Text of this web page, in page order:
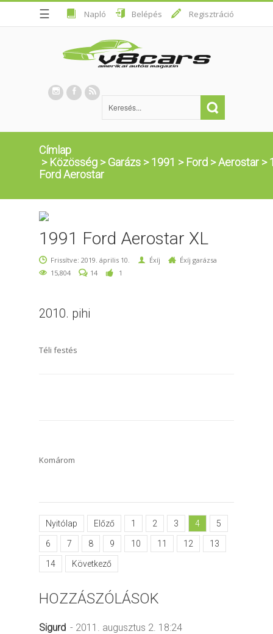
☰ Napló Belépés Regisztráció
Címlap
> Közösség >Garázs >1991 > Ford >Aerostar >
Ford Aerostar
1991 Ford Aerostar XL
Frissítve: 2019. április 10. Éxíj
Éxíj garázsa
15,804
14 1
2010. pihi
Téli festés
Komárom
Nyitólap Előző 1 2 3 4 5
6 7 8 9 10 11 12 13
14 Következő
HOZZÁSZÓLÁSOK
Sigurd - 2011. augusztus 2. 18:24